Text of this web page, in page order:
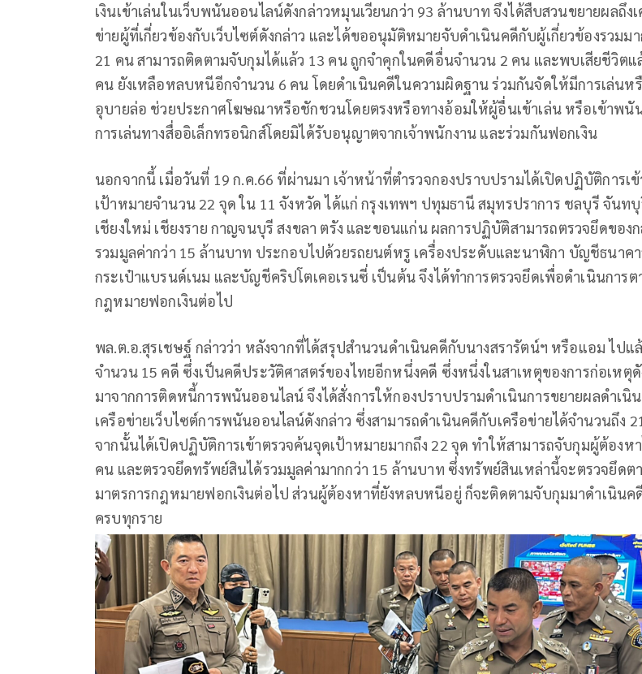
เงินเข้าเล่นในเว็บพนันออนไลน์ดังกล่าวหมุนเวียนกว่า 93 ล้านบาท จึงได้สืบสวนขยายผลถึง
ข่ายผู้ที่เกี่ยวข้องกับเว็บไซต์ดังกล่าว และได้ขออนุมัติหมายจับดำเนินคดีกับผู้เกี่ยวข้องรวมมา
21 คน สามารถติดตามจับกุมได้แล้ว 13 คน ถูกจำคุกในคดีอื่นจำนวน 2 คน และพบเสียชีวิตแ
คน ยังเหลือหลบหนีอีกจำนวน 6 คน โดยดำเนินคดีในความผิดฐาน ร่วมกันจัดให้มีการเล่นห
อุบายล่อ ช่วยประกาศโฆษณาหรือชักชวนโดยตรงหรือทางอ้อมให้ผู้อื่นเข้าเล่น หรือเข้าพนั
การเล่นทางสื่ออิเล็กทรอนิกส์โดยมิได้รับอนุญาตจากเจ้าพนักงาน และร่วมกันฟอกเงิน
นอกจากนี้ เมื่อวันที่ 19 ก.ค.66 ที่ผ่านมา เจ้าหน้าที่ตำรวจกองปราบปรามได้เปิดปฏิบัติการเ
เป้าหมายจำนวน 22 จุด ใน 11 จังหวัด ได้แก่ กรุงเทพฯ ปทุมธานี สมุทรปราการ ชลบุรี จันท
เชียงใหม่ เชียงราย กาญจนบุรี สงขลา ตรัง และขอนแก่น ผลการปฏิบัติสามารถตรวจยึดของก
รวมมูลค่ากว่า 15 ล้านบาท ประกอบไปด้วยรถยนต์หรู เครื่องประดับและนาฬิกา บัญชีธนาค
กระเป๋าแบรนด์เนม และบัญชีคริปโตเคอเรนซี่ เป็นต้น จึงได้ทำการตรวจยึดเพื่อดำเนินการต
กฎหมายฟอกเงินต่อไป
พล.ต.อ.สุรเชษฐ์ กล่าวว่า หลังจากที่ได้สรุปสำนวนดำเนินคดีกับนางสรารัตน์ฯ หรือแอม ไปแ
จำนวน 15 คดี ซึ่งเป็นคดีประวัติศาสตร์ของไทยอีกหนึ่งคดี ซึ่งหนึ่งในสาเหตุของการก่อเหตุดั
มาจากการติดหนี้การพนันออนไลน์ จึงได้สั่งการให้กองปราบปรามดำเนินการขยายผลดำเนิ
เครือข่ายเว็บไซต์การพนันออนไลน์ดังกล่าว ซึ่งสามารถดำเนินคดีกับเครือข่ายได้จำนวนถึง
จากนั้นได้เปิดปฏิบัติการเข้าตรวจค้นจุดเป้าหมายมากถึง 22 จุด ทำให้สามารถจับกุมผู้ต้องห
คน และตรวจยึดทรัพย์สินได้รวมมูลค่ามากกว่า 15 ล้านบาท ซึ่งทรัพย์สินเหล่านี้จะตรวจยึดต
มาตรการกฎหมายฟอกเงินต่อไป ส่วนผู้ต้องหาที่ยังหลบหนีอยู่ ก็จะติดตามจับกุมมาดำเนินค
ครบทุกราย